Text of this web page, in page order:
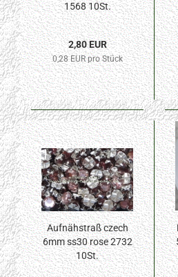
1568 10St.
2,80 EUR
0,28 EUR pro Stück
Aufnähstraß czech
6mm ss30 rose 2732
10St.